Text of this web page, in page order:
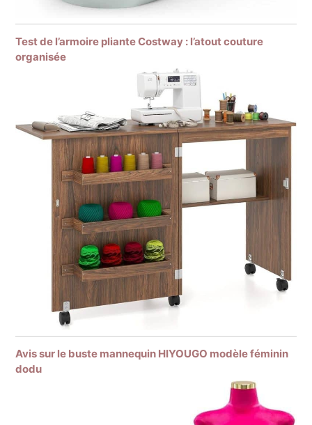
Test de l’armoire pliante Costway : l’atout couture
organisée
Avis sur le buste mannequin HIYOUGO modèle féminin
dodu